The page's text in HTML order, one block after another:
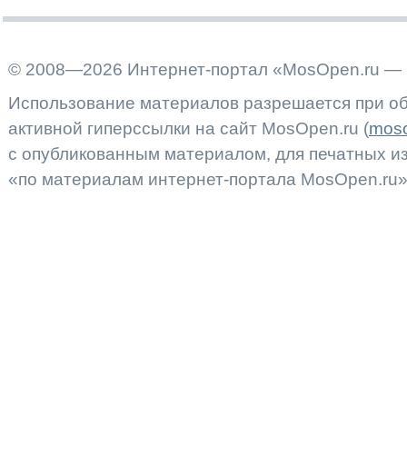
© 2008—2026 Интернет-портал «MosOpen.ru —
Использование материалов разрешается при
активной гиперссылки на сайт MosOpen.ru (
с опубликованным материалом, для печатных
«по материалам интернет-портала